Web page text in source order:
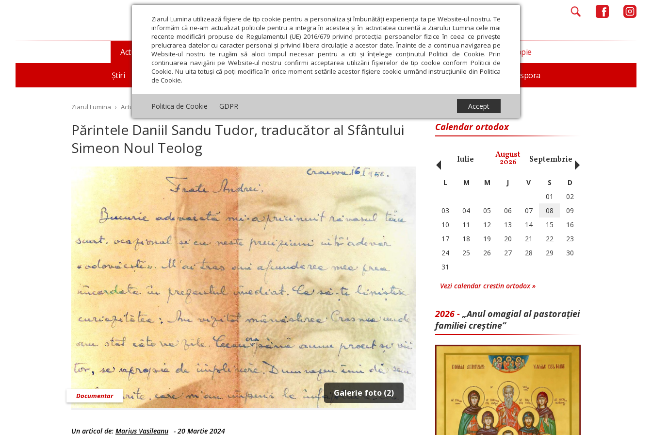
Ziarul Lumina utilizează fişiere de tip cookie pentru a personaliza și îmbunătăți experiența ta pe Website-ul nostru. Te
informăm că ne-am actualizat politicile pentru a integra în acestea și în activitatea curentă a Ziarului Lumina cele mai
recente modificări propuse de Regulamentul (UE) 2016/679 privind protecția persoanelor fizice în ceea ce privește
prelucrarea datelor cu caracter personal și privind libera circulație a acestor date. Înainte de a continua navigarea pe
Website-ul nostru te rugăm să aloci timpul necesar pentru a citi și înțelege conținutul Politicii de Cookie. Prin
continuarea navigării pe Website-ul nostru confirmi acceptarea utilizării fişierelor de tip cookie conform Politicii de
Cookie. Nu uita totuși că poți modifica în orice moment setările acestor fişiere cookie urmând instrucțiunile din Politica
de Cookie.
Politica de Cookie GDPR Accept
Actualitate religioasă
Știri Mesaje și cuvântări An omagial Comunicate de presă Documentar In memoriam Diaspora
Teologie și spiritualitate Educaţie și Cultură Societate Opinii Filantropie
Ziarul Lumina › Actualitate religioasă › Documentar › Părintele Daniil Sandu Tudor, traducător al Sfântului Simeon Noul Teolog
Părintele Daniil Sandu Tudor, traducător al Sfântului
Simeon Noul Teolog
Galerie foto (2)
Documentar
Un articol de: Marius Vasileanu - 20 Martie 2024
Calendar ortodox
Ianuarie Iulie August
2026 Septembrie Octombrie
‹ L M M J V S
D
01
02
03
04 05 06 07 08
09
10
11 12 13 14 15
16
17
18 19 20 21 22
23
24
25 26 27 28 29
30
31
Vezi calendar crestin ortodox »
2026 - „Anul omagial al pastorației
familiei creștine”